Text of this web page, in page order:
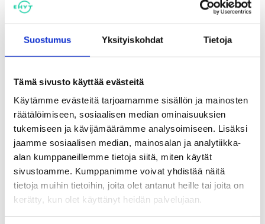
Suostumus Yksityiskohdat Tietoja
Tämä sivusto käyttää evästeitä
Käytämme evästeitä tarjoamamme sisällön ja mainosten
räätälöimiseen, sosiaalisen median ominaisuuksien
tukemiseen ja kävijämäärämme analysoimiseen. Lisäksi
jaamme sosiaalisen median, mainosalan ja analytiikka-
alan kumppaneillemme tietoja siitä, miten käytät
sivustoamme. Kumppanimme voivat yhdistää näitä
tietoja muihin tietoihin, joita olet antanut heille tai joita on
kerätty, kun olet käyttänyt heidän palvelujaan.
käytön vähentämisessä, pelkkä harrastaminen ei riitä.
alueellisesti ja paikallisesti. On tuettava vanhemmuutta
testattuja ehkäisevän työn menetelmiä.”
Islannissa on palkattu jokaiseen kuntaan päihde-
ehkäisyn asiantuntija.
TallenneSuomiAreenan keskustelusta, linkki
https://suomiareena.fi/video/prog1113853
Jaa: